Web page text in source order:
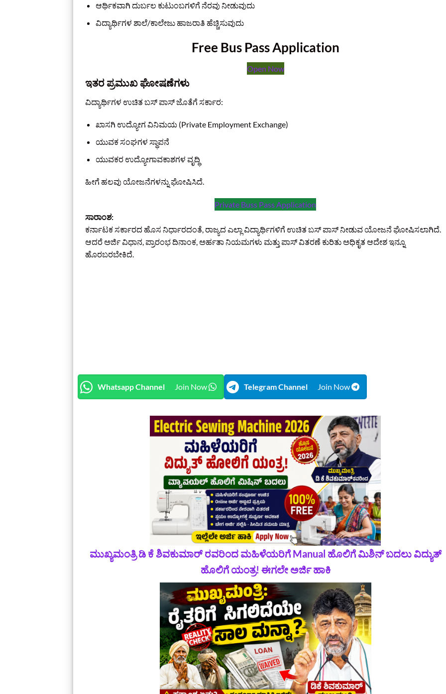
ಆರ್ಥಿಕವಾಗಿ ದುರ್ಬಲ ಕುಟುಂಬಗಳಿಗೆ ನೆರವು ನೀಡುವುದು
ವಿದ್ಯಾರ್ಥಿಗಳ ಶಾಲೆ/ಕಾಲೇಜು ಹಾಜರಾತಿ ಹೆಚ್ಚಿಸುವುದು
Free Bus Pass Application
Open Now
ಇತರ ಪ್ರಮುಖ ಘೋಷಣೆಗಳು
ವಿದ್ಯಾರ್ಥಿಗಳ ಉಚಿತ ಬಸ್ ಪಾಸ್ ಜೊತೆಗೆ ಸರ್ಕಾರ:
ಖಾಸಗಿ ಉದ್ಯೋಗ ವಿನಿಮಯ (Private Employment Exchange)
ಯುವಕ ಸಂಘಗಳ ಸ್ಥಾಪನೆ
ಯುವಕರ ಉದ್ಯೋಗಾವಕಾಶಗಳ ವೃದ್ಧಿ
ಹೀಗೆ ಹಲವು ಯೋಜನೆಗಳನ್ನು ಘೋಷಿಸಿದೆ.
Private Buss Pass Application
ಸಾರಾಂಶ:
ಕರ್ನಾಟಕ ಸರ್ಕಾರದ ಹೊಸ ನಿರ್ಧಾರದಂತೆ, ರಾಜ್ಯದ ಎಲ್ಲಾ ವಿದ್ಯಾರ್ಥಿಗಳಿಗೆ ಉಚಿತ ಬಸ್ ಪಾಸ್ ನೀಡುವ ಯೋಜನೆ ಘೋಷಿಸಲಾಗಿದೆ.
ಆದರೆ ಅರ್ಜಿ ವಿಧಾನ, ಪ್ರಾರಂಭ ದಿನಾಂಕ, ಅರ್ಹತಾ ನಿಯಮಗಳು ಮತ್ತು ಪಾಸ್ ವಿತರಣೆ ಕುರಿತು ಅಧಿಕೃತ ಆದೇಶ ಇನ್ನೂ
ಹೊರಬರಬೇಕಿದೆ.
Whatsapp Channel Join Now Telegram Channel Join Now
ಮುಖ್ಯಮಂತ್ರಿ ಡಿ ಕೆ ಶಿವಕುಮಾರ್‌ ರವರಿಂದ ಮಹಿಳೆಯರಿಗೆ Manual ಹೊಲಿಗೆ ಮಿಶಿನ್‌ ಬದಲು ವಿದ್ಯುತ್
ಹೊಲಿಗೆ ಯಂತ್ರ! ಈಗಲೇ ಅರ್ಜಿ ಹಾಕಿ